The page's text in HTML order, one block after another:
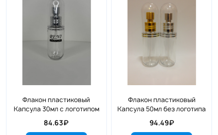
Флакон пластиковый
Капсула 30мл с логотипом
84.63₽
Флакон пластиковый
Капсула 50мл без логотипа
94.49₽